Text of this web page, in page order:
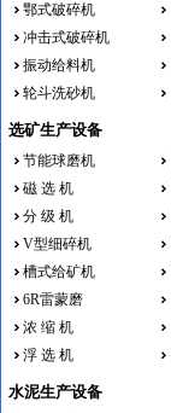
鄂式破碎机
冲击式破碎机
振动给料机
轮斗洗砂机
选矿生产设备
节能球磨机
磁 选 机
分 级 机
V型细碎机
槽式给矿机
6R雷蒙磨
浓 缩 机
浮 选 机
水泥生产设备